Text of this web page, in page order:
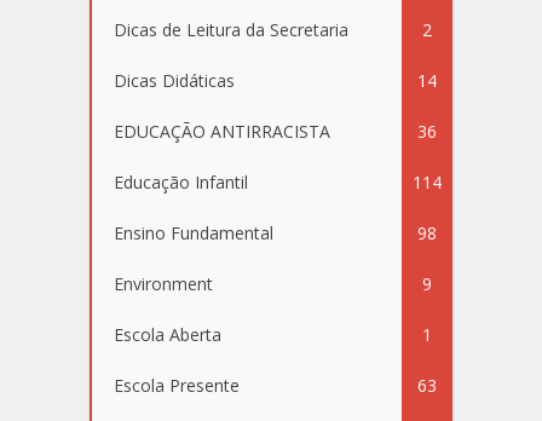
Dicas de Leitura da Secretaria 2
Dicas Didáticas 14
EDUCAÇÃO ANTIRRACISTA 36
Educação Infantil 114
Ensino Fundamental 98
Environment 9
Escola Aberta 1
Escola Presente 63